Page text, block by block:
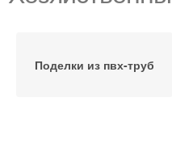
Поделки из пвх-труб